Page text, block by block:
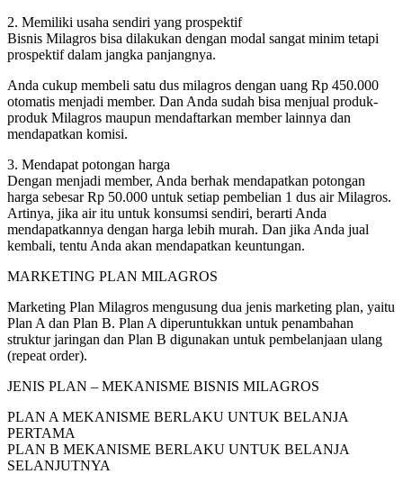
2. Memiliki usaha sendiri yang prospektif
Bisnis Milagros bisa dilakukan dengan modal sangat minim tetapi
prospektif dalam jangka panjangnya.
Anda cukup membeli satu dus milagros dengan uang Rp 450.000
otomatis menjadi member. Dan Anda sudah bisa menjual produk-
produk Milagros maupun mendaftarkan member lainnya dan
mendapatkan komisi.
3. Mendapat potongan harga
Dengan menjadi member, Anda berhak mendapatkan potongan
harga sebesar Rp 50.000 untuk setiap pembelian 1 dus air Milagros.
Artinya, jika air itu untuk konsumsi sendiri, berarti Anda
mendapatkannya dengan harga lebih murah. Dan jika Anda jual
kembali, tentu Anda akan mendapatkan keuntungan.
MARKETING PLAN MILAGROS
Marketing Plan Milagros mengusung dua jenis marketing plan, yaitu
Plan A dan Plan B. Plan A diperuntukkan untuk penambahan
struktur jaringan dan Plan B digunakan untuk pembelanjaan ulang
(repeat order).
JENIS PLAN – MEKANISME BISNIS MILAGROS
PLAN A MEKANISME BERLAKU UNTUK BELANJA
PERTAMA
PLAN B MEKANISME BERLAKU UNTUK BELANJA
SELANJUTNYA